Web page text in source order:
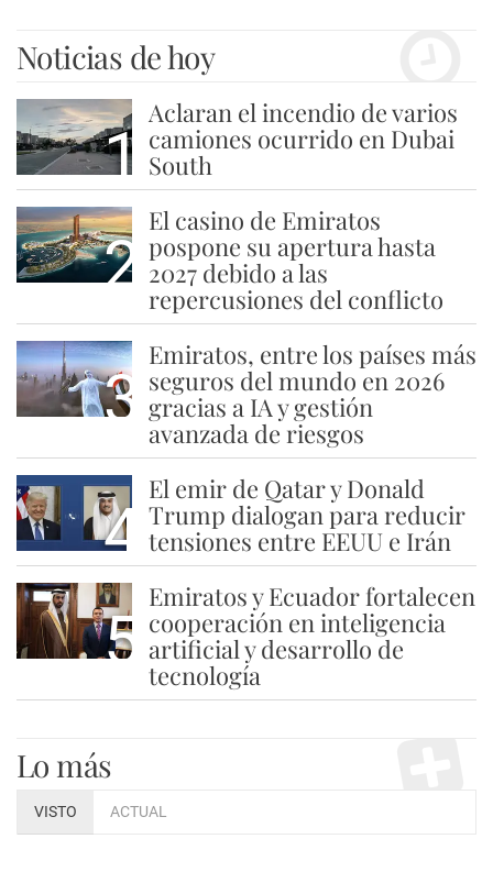
Noticias de hoy
1
Aclaran el incendio de varios
camiones ocurrido en Dubai
South
2
El casino de Emiratos
pospone su apertura hasta
2027 debido a las
repercusiones del conflicto
3
Emiratos, entre los países más
seguros del mundo en 2026
gracias a IA y gestión
avanzada de riesgos
4
El emir de Qatar y Donald
Trump dialogan para reducir
tensiones entre EEUU e Irán
5
Emiratos y Ecuador fortalecen
cooperación en inteligencia
artificial y desarrollo de
tecnología
Lo más
VISTO ACTUAL